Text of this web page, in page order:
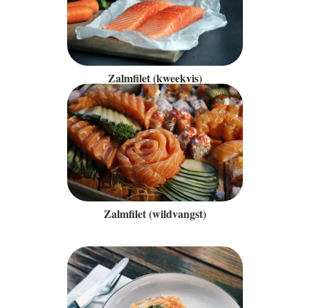
Zalmfilet (kweekvis)
Zalmfilet (wildvangst)